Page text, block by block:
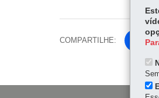
COMPARTILHE: